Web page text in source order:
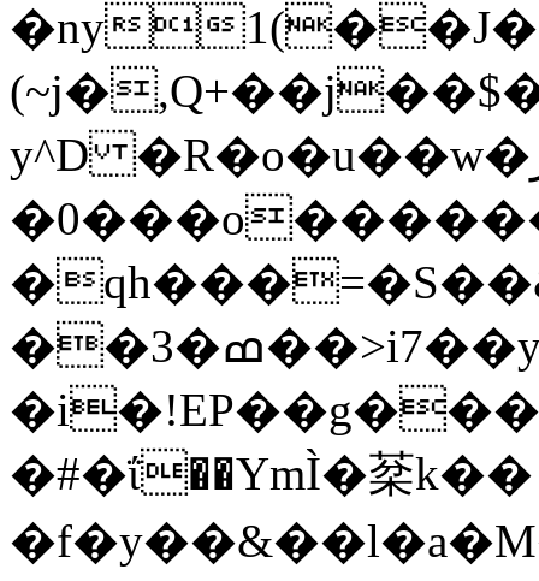
�ny1(��J�
y^D �R�o�u��w�ر�l� !�c� �
��3�ߘ��>i7��yޠH�G�ٳN�=�<�$]
�#�ΐ��YmÌ�棻k��